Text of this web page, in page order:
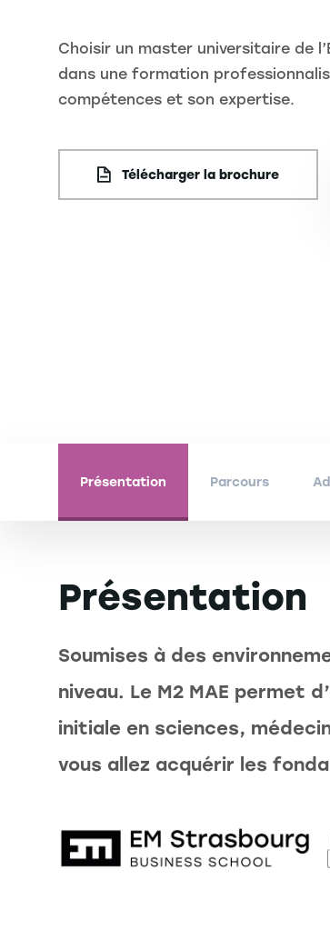
Choisir un master universitaire de
dans une formation
compétences et son expertise.
Télécharger la brochure
Présentation Parcours
Présentation
Soumises à des
niveau. Le M2 MAE permet
initiale en sciences,
vous allez acquérir les